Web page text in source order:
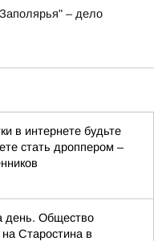
– дело
в интернете будьте
стать дроппером –
день. Общество
Старостина в